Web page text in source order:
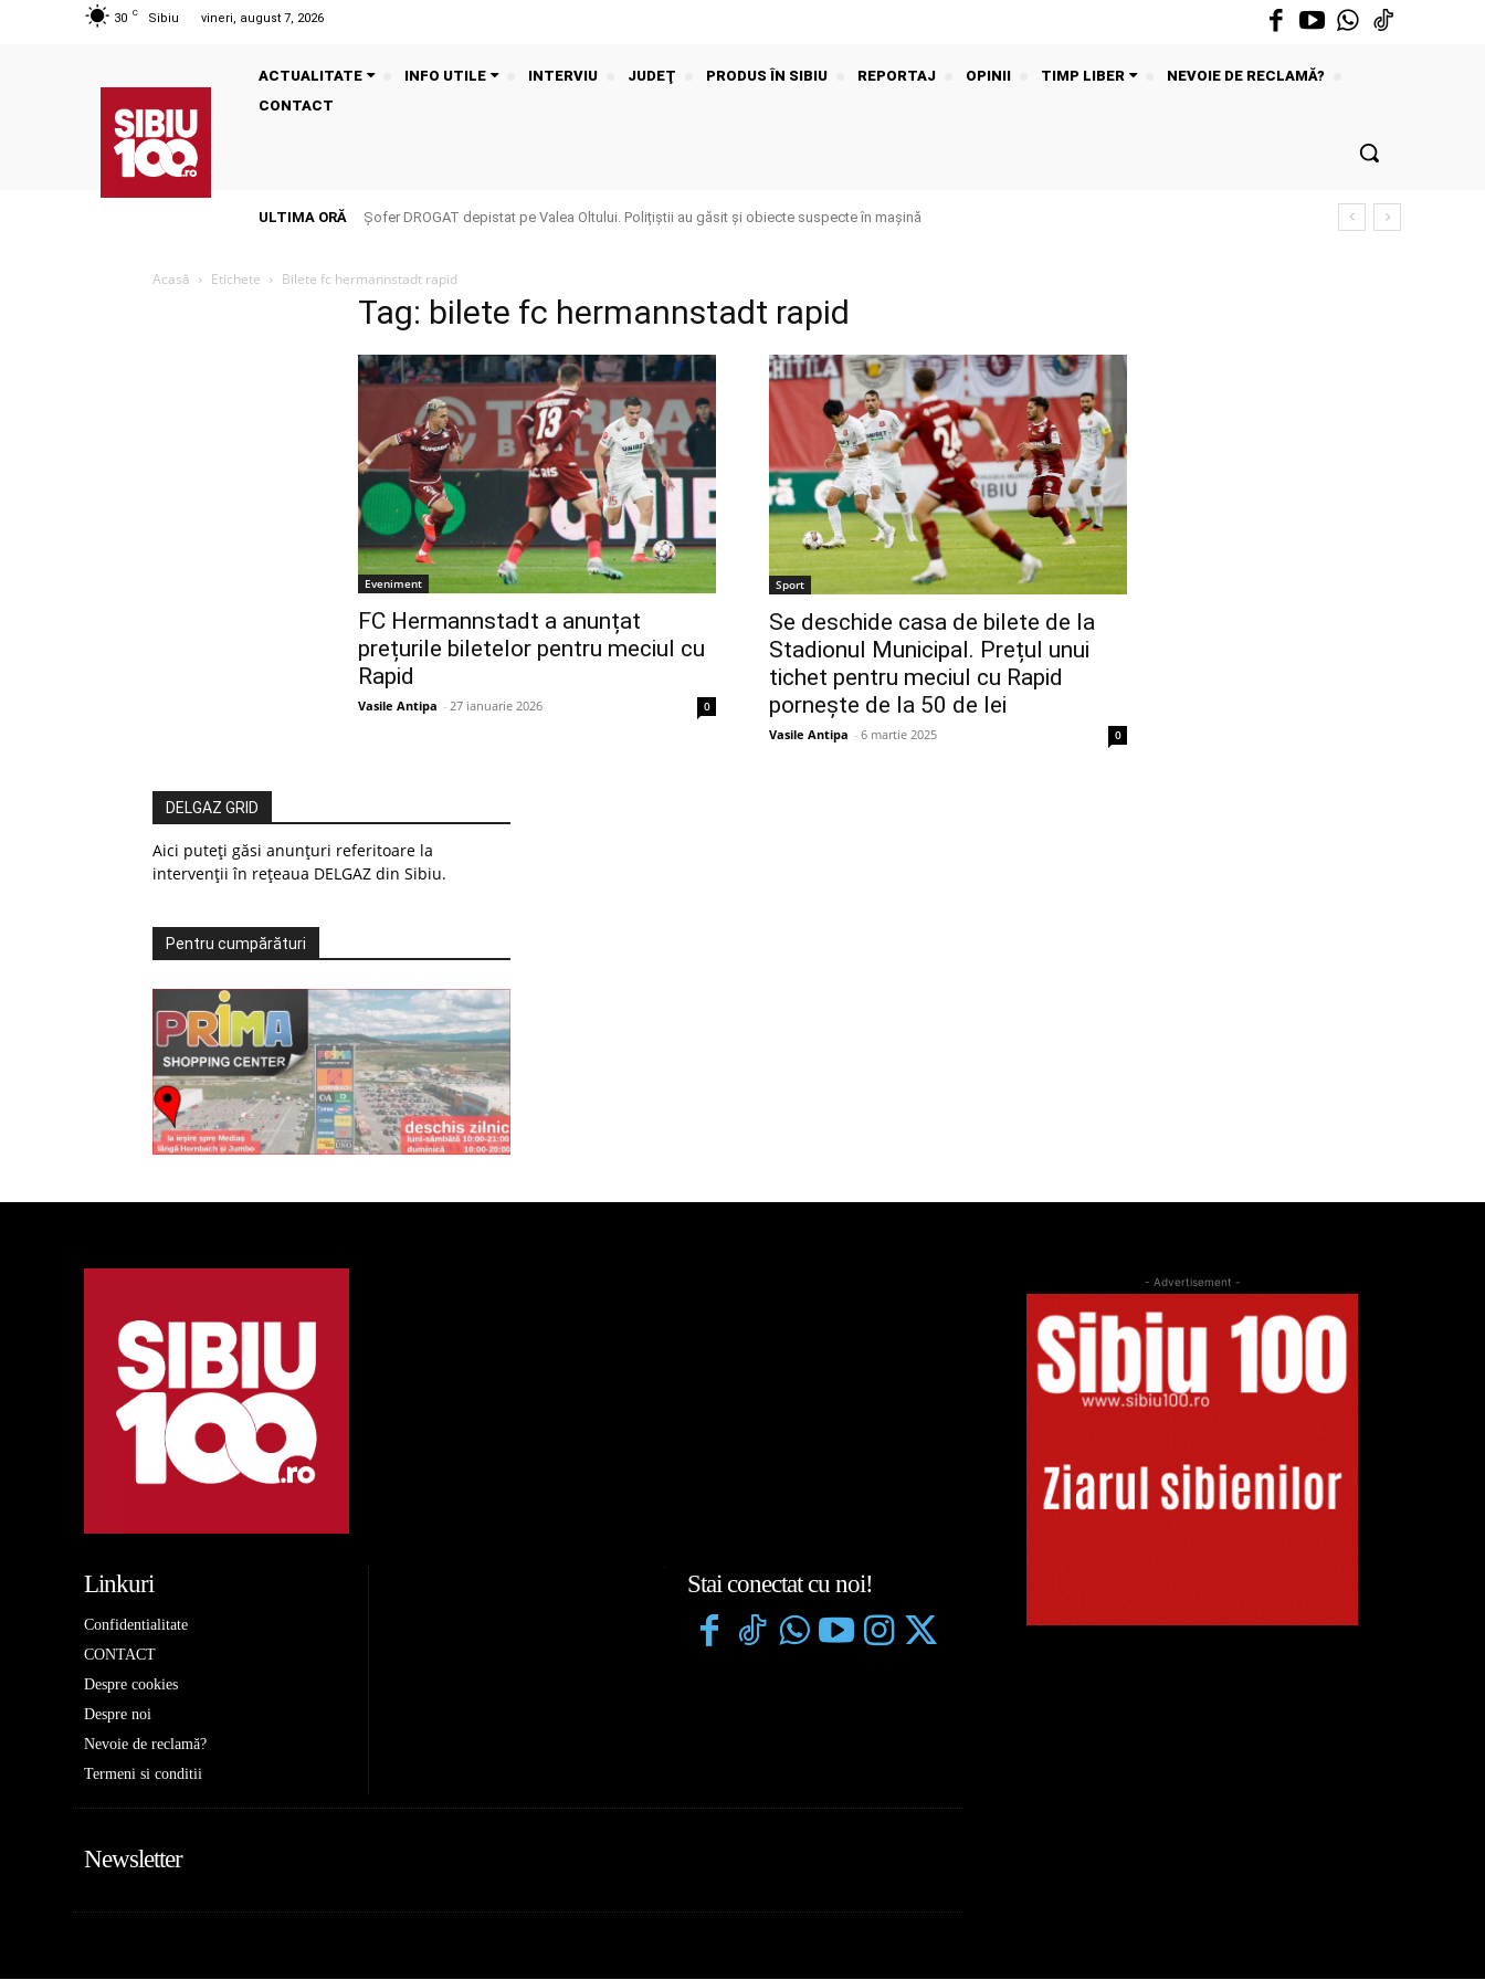
30 C Sibiu vineri, august 7, 2026
ACTUALITATE INFO UTILE INTERVIU JUDEŢ PRODUS ÎN SIBIU REPORTAJ OPINII TIMP LIBER
NEVOIE DE RECLAMĂ?
CONTACT
ULTIMA ORĂ Șofer DROGAT depistat pe Valea Oltului. Polițiștii au găsit și obiecte suspecte în mașină
Acasă Etichete Bilete fc hermannstadt rapid
Tag: bilete fc hermannstadt rapid
Eveniment
FC Hermannstadt a anunțat
prețurile biletelor pentru meciul cu
Rapid
Vasile Antipa - 27 ianuarie 2026 0
Sport
Se deschide casa de bilete de la
Stadionul Municipal. Prețul unui
tichet pentru meciul cu Rapid
pornește de la 50 de lei
Vasile Antipa - 6 martie 2025 0
DELGAZ GRID
Aici puteți găsi anunțuri referitoare la
intervenții în rețeaua DELGAZ din Sibiu.
Pentru cumpărături
Linkuri
Confidentialitate
CONTACT
Despre cookies
Despre noi
Nevoie de reclamă?
Termeni si conditii
Stai conectat cu noi!
Newsletter
- Advertisement -